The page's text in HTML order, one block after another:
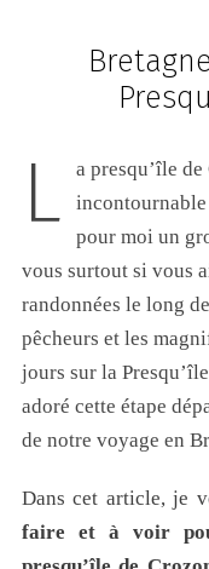
L
a presqu’île
incontournable
pour moi un
vous surtout si vous
randonnées le long
pêcheurs et les
jours sur la
adoré cette étape
de notre voyage en
Dans cet article, je
faire et à voir